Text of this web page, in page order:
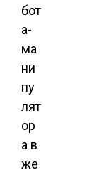
бот
а-
ма
ни
пу
лят
ор
а в
же